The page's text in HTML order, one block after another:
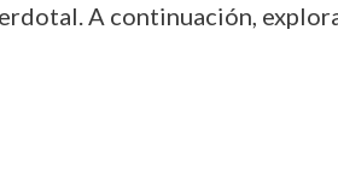
A continuación,